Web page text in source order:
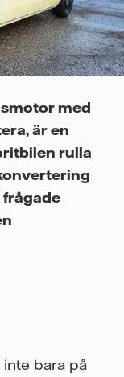
med
är en
rulla
bara på